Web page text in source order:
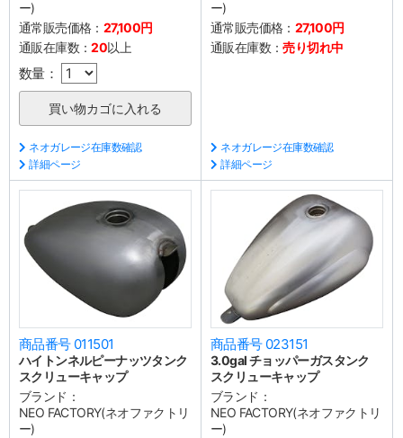
ー)
通常販売価格： 27,100円
通販在庫数：20以上
数量：
ネオガレージ在庫数確認
詳細ページ
ー)
通常販売価格： 27,100円
通販在庫数：売り切れ中
ネオガレージ在庫数確認
詳細ページ
商品番号 011501
ハイトンネルピーナッツタンク
スクリューキャップ
ブランド：
NEO FACTORY(ネオファクトリ
ー)
商品番号 023151
3.0gal チョッパーガスタンク
スクリューキャップ
ブランド：
NEO FACTORY(ネオファクトリ
ー)